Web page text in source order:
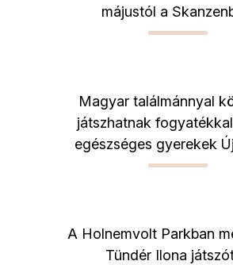
májustól a
Magyar találmánnyal
játszhatnak
egészséges gyerekek
A Holnemvolt Parkban
Tündér Ilona